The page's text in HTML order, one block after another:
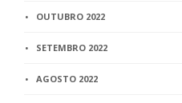
OUTUBRO 2022
SETEMBRO 2022
AGOSTO 2022